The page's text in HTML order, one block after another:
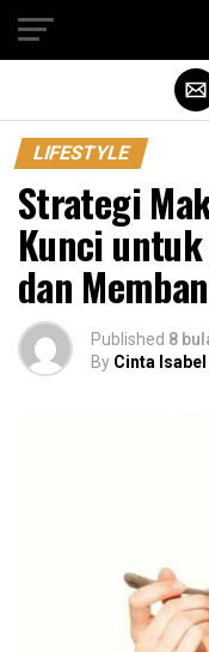
LIFESTYLE
Strategi
Kunci
dan
Published 8
By Cinta Isabel